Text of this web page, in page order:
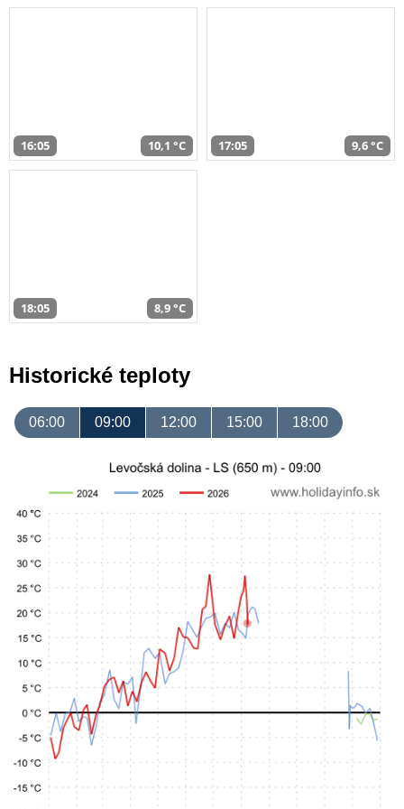
16:05 10,1 °C 17:05 9,6 °C
18:05 8,9 °C
Historické teploty
06:00 09:00 12:00 15:00 18:00